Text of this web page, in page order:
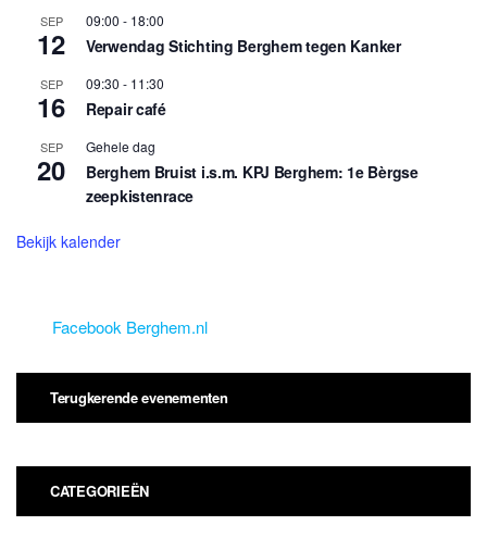
SEP
12
09:00 - 18:00
Verwendag Stichting Berghem tegen Kanker
SEP
16
09:30 - 11:30
Repair café
SEP
20
Gehele dag
Berghem Bruist i.s.m. KPJ Berghem: 1e Bèrgse
zeepkistenrace
Bekijk kalender
Facebook Berghem.nl
Terugkerende evenementen
CATEGORIEËN